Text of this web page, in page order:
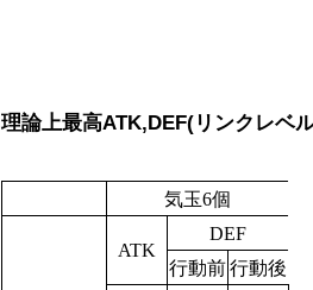
理論上最高ATK,DEF(リンクレベ
気玉6個
ATK
DEF
行動前 行動後